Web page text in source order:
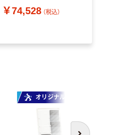
1（直送品）
￥74,528 （税込）
オリジナル